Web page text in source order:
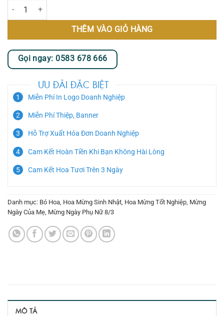
Sweets số lượng
THÊM VÀO GIỎ HÀNG
Gọi ngay: 0583 678 666
ƯU ĐÃI ĐẶC BIỆT
Miễn Phí In Logo Doanh Nghiệp
Miễn Phí Thiệp, Banner
Hỗ Trợ Xuất Hóa Đơn Doanh Nghiệp
Cam Kết Hoàn Tiền Khi Bạn Không Hài Lòng
Cam Kết Hoa Tươi Trên 3 Ngày
Danh mục: Bó Hoa Hoa Mừng Sinh Nhật Hoa Mừng Tốt Nghiệp Mừng
Ngày Của Mẹ Mừng Ngày Phụ Nữ 8/3
MÔ TẢ